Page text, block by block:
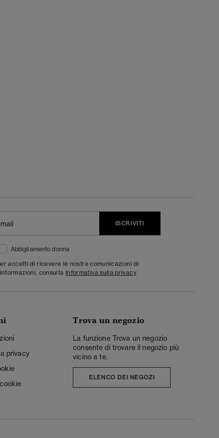
ISCRIVITI
Abbigliamento donna
accetti di ricevere le nostre comunicazioni di
consulta Informativa sulla privacy
privacy
Trova un negozio
La funzione Trova un negozio
consente di trovare il negozio più
vicino a te.
ELENCO DEI NEGOZI